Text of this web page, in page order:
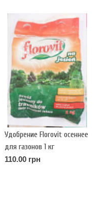
Удобрение Florovit осеннее
для газонов 1 кг
110.00 грн